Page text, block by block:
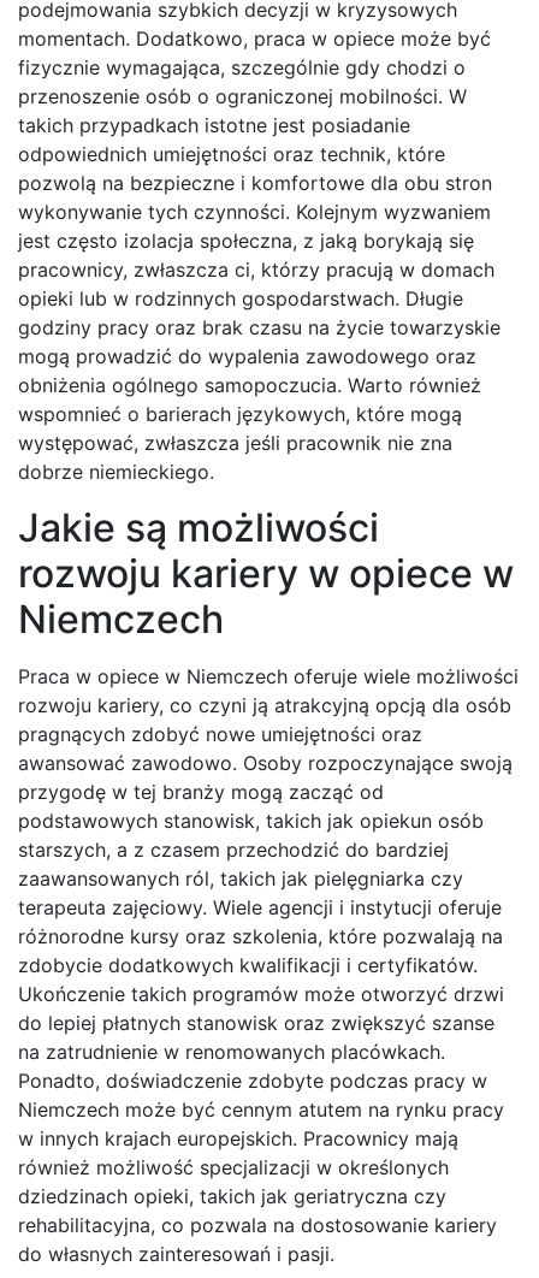
podejmowania szybkich decyzji w kryzysowych
momentach. Dodatkowo, praca w opiece może być
fizycznie wymagająca, szczególnie gdy chodzi o
przenoszenie osób o ograniczonej mobilności. W
takich przypadkach istotne jest posiadanie
odpowiednich umiejętności oraz technik, które
pozwolą na bezpieczne i komfortowe dla obu stron
wykonywanie tych czynności. Kolejnym wyzwaniem
jest często izolacja społeczna, z jaką borykają się
pracownicy, zwłaszcza ci, którzy pracują w domach
opieki lub w rodzinnych gospodarstwach. Długie
godziny pracy oraz brak czasu na życie towarzyskie
mogą prowadzić do wypalenia zawodowego oraz
obniżenia ogólnego samopoczucia. Warto również
wspomnieć o barierach językowych, które mogą
występować, zwłaszcza jeśli pracownik nie zna
dobrze niemieckiego.
Jakie są możliwości
rozwoju kariery w opiece w
Niemczech
Praca w opiece w Niemczech oferuje wiele możliwości
rozwoju kariery, co czyni ją atrakcyjną opcją dla osób
pragnących zdobyć nowe umiejętności oraz
awansować zawodowo. Osoby rozpoczynające swoją
przygodę w tej branży mogą zacząć od
podstawowych stanowisk, takich jak opiekun osób
starszych, a z czasem przechodzić do bardziej
zaawansowanych ról, takich jak pielęgniarka czy
terapeuta zajęciowy. Wiele agencji i instytucji oferuje
różnorodne kursy oraz szkolenia, które pozwalają na
zdobycie dodatkowych kwalifikacji i certyfikatów.
Ukończenie takich programów może otworzyć drzwi
do lepiej płatnych stanowisk oraz zwiększyć szanse
na zatrudnienie w renomowanych placówkach.
Ponadto, doświadczenie zdobyte podczas pracy w
Niemczech może być cennym atutem na rynku pracy
w innych krajach europejskich. Pracownicy mają
również możliwość specjalizacji w określonych
dziedzinach opieki, takich jak geriatryczna czy
rehabilitacyjna, co pozwala na dostosowanie kariery
do własnych zainteresowań i pasji.